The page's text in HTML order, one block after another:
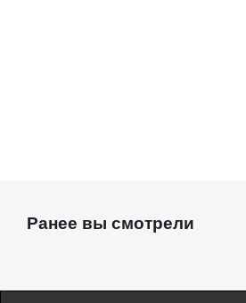
Ранее вы смотрели